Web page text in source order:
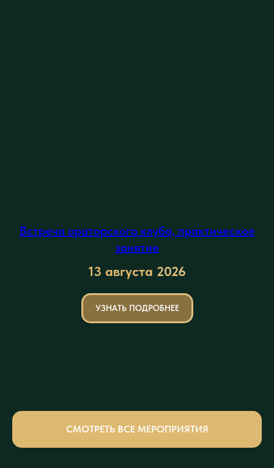
Встреча ораторского клуба, практическое
занятие
13 августа 2026
УЗНАТЬ ПОДРОБНЕЕ
СМОТРЕТЬ ВСЕ МЕРОПРИЯТИЯ